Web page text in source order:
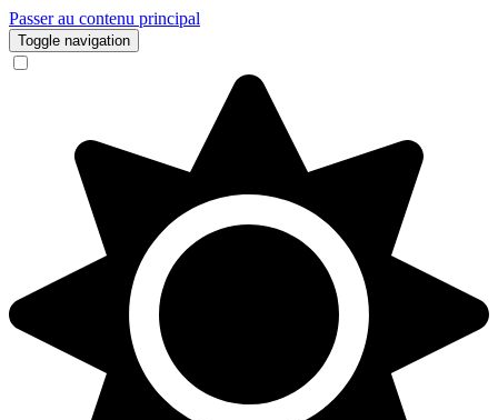
Passer au contenu principal
Toggle navigation